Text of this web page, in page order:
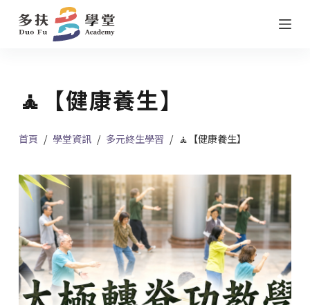
跳
至
容🧘【健康養生】
首頁 / 學堂資訊 / 多元終生學習 / 🧘【健康養生】